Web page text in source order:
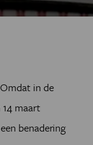
in de
maart
benadering